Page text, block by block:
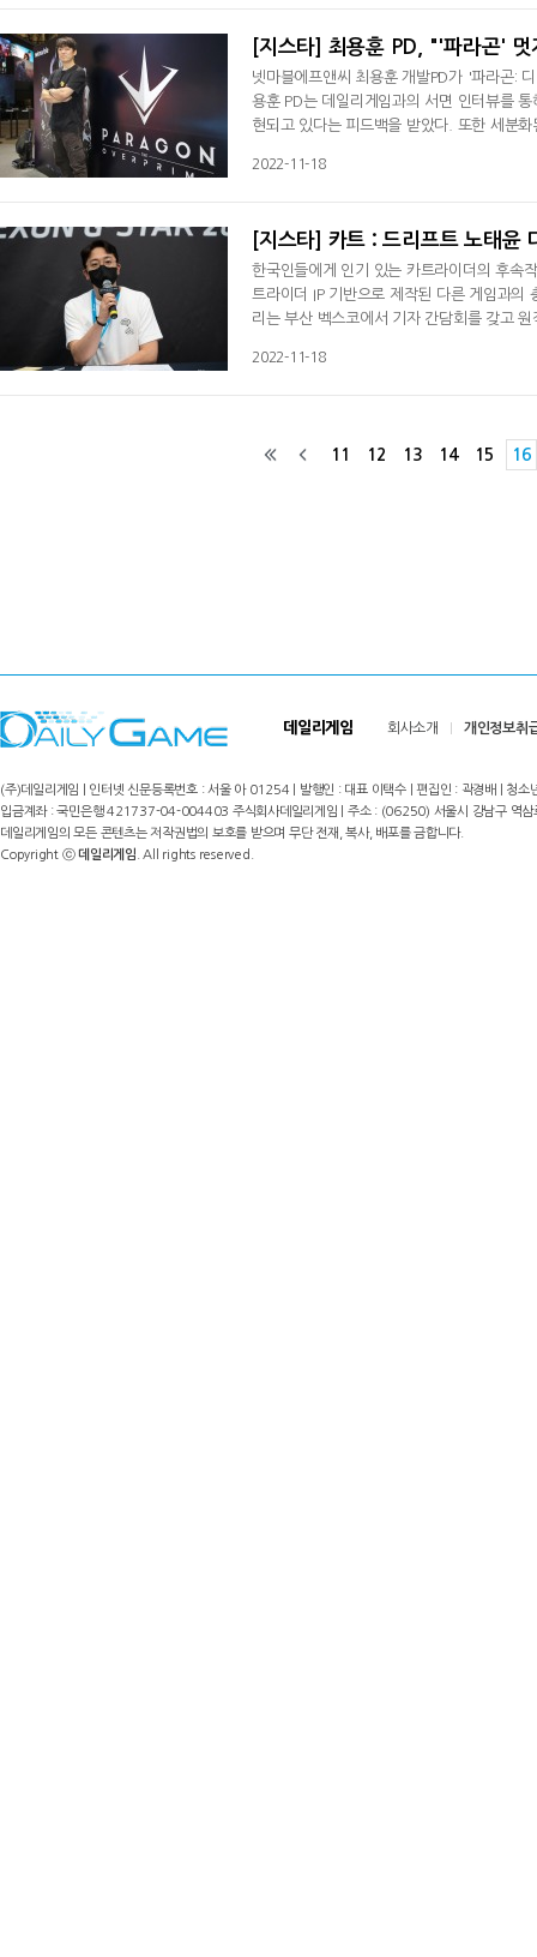
[지스타] 최용훈 PD, "'파라곤'
넷마블에프앤씨 최용훈 개발PD가 '파라곤:
용훈 PD는 데일리게임과의 서면 인터뷰를
현되고 있다는 피드백을 받았다. 또한 세분
시켰다는 긍정적인 답변을 수 있었다"고 해
2022-11-18
[지스타] 카트 : 드리프트 노태윤
한국인들에게 인기 있는 카트라이더의 후속
트라이더 IP 기반으로 제작된 다른 게임과
리는 부산 벡스코에서 기자 간담회를 갖고
지만 도전자 입장이다"며 "PC, 콘솔, 모바일
2022-11-18
11 12 13 14 15 16
데일리게임 회사소개 개인정보취
(주)데일리게임 | 인터넷 신문등록번호 : 서울 아 01254 | 발행인 : 대표 이택수 | 편집인 : 곽경배 |
입금계좌 : 국민은행 421737-04-004403 주식회사데일리게임 | 주소 : (06250) 서울시 강남구
데일리게임의 모든 콘텐츠는 저작권법의 보호를 받으며 무단 전재, 복사, 배포를 금합니다.
Copyright ⓒ데일리게임 . All rights reserved.